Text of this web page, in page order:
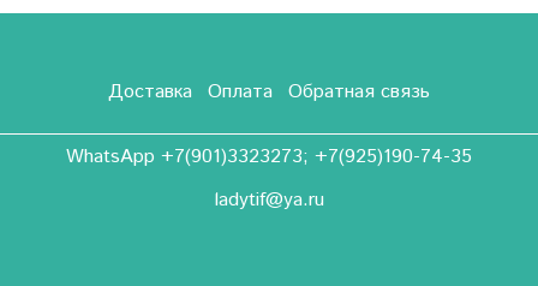
Доставка Оплата Обратная связь
WhatsApp +7(901)3323273; +7(925)190-74-35
ladytif@ya.ru